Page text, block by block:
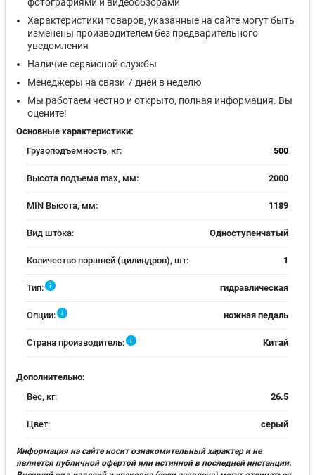
Характеристики товаров, указанные на сайте могут быть
изменены производителем без предварительного
уведомления
Наличие сервисной службы
Менеджеры на связи 7 дней в неделю
Мы работаем честно и открыто, полная информация. Вы
оцените!
Основные характеристики:
Грузоподъемность, кг:
500
Высота подъема max, мм: 2000
MIN Высота, мм: 1189
Вид штока: Одноступенчатый
Количество поршней (цилиндров), шт: 1
Тип: i гидравлическая
Опции: i ножная педаль
Страна производитель: i Китай
Дополнительно:
Вес, кг:
26.5
Цвет: серый
Информация на сайте носит ознакомительный характер и не
является публичной офертой или истинной в последней инстанции.